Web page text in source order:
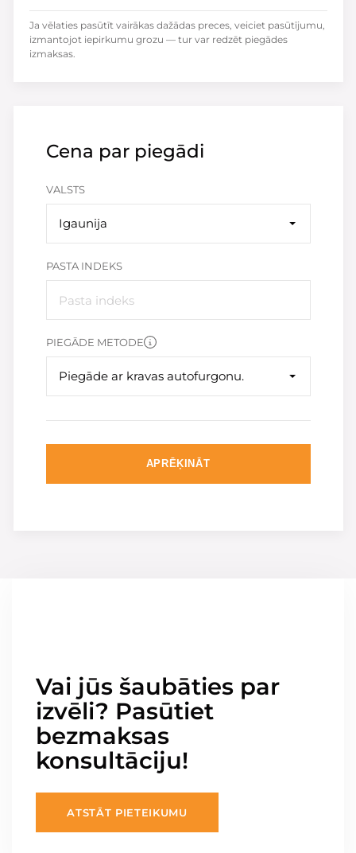
Cena par piegādi
VALSTS
Igaunija
PASTA INDEKS
PIEGĀDE METODE
Piegāde ar kravas autofurgonu.
APRĒĶINĀT
Ja vēlaties pasūtīt vairākas dažādas preces, veiciet pasūtījumu,
izmantojot iepirkumu grozu — tur var redzēt piegādes
izmaksas.
Vai jūs šaubāties par
izvēli? Pasūtiet
bezmaksas
konsultāciju!
ATSTĀT PIETEIKUMU